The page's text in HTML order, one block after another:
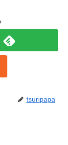
tsuripapa